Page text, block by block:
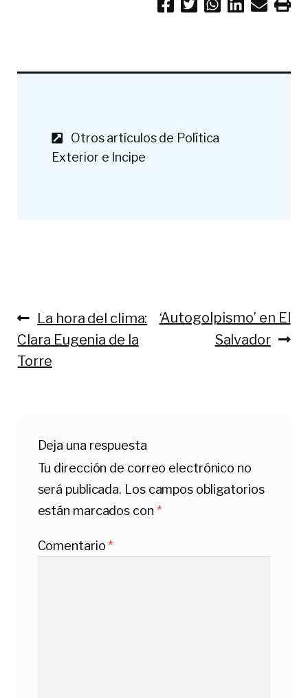
Otros artículos de Política
Exterior e Incipe
La hora del clima:
Clara Eugenia de la
Torre
‘Autogolpismo’ en El
Salvador
Deja una respuesta
Tu dirección de correo electrónico no
será publicada. Los campos obligatorios
están marcados con *
Comentario*